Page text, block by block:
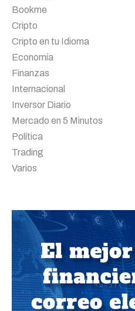
Bookme
Cripto
Cripto en tu Idioma
Economía
Finanzas
Internacional
Inversor Diario
Mercado en 5 Minutos
Política
Trading
Varios